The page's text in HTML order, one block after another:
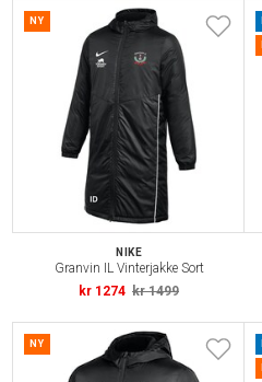
NY
NIKE
Granvin IL Vinterjakke Sort
kr 1274 kr 1499
NY